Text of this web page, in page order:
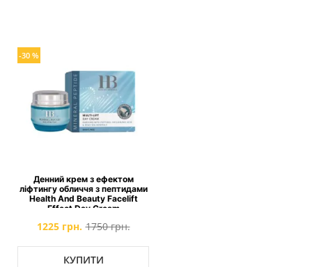
-30 %
Денний крем з ефектом
ліфтингу обличчя з пептидами
Health And Beauty Facelift
Effect Day Cream
1225 грн. 1750 грн.
КУПИТИ